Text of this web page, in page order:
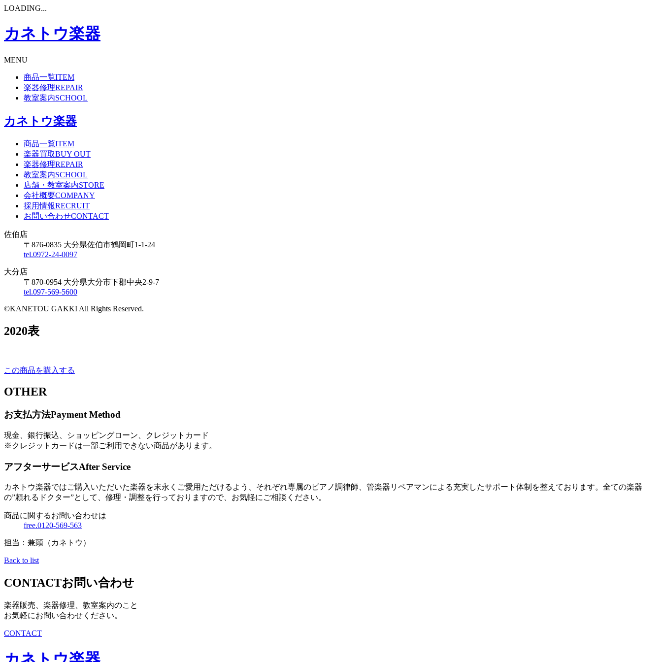
LOADING...
カネトウ楽器
MENU
商品一覧ITEM
楽器修理REPAIR
教室案内SCHOOL
カネトウ楽器
商品一覧ITEM
楽器買取BUY OUT
楽器修理REPAIR
教室案内SCHOOL
店舗・教室案内STORE
会社概要COMPANY
採用情報RECRUIT
お問い合わせCONTACT
佐伯店
〒876-0835 大分県佐伯市鶴岡町1-1-24
tel.0972-24-0097
大分店
〒870-0954 大分県大分市下郡中央2-9-7
tel.097-569-5600
©KANETOU GAKKI All Rights Reserved.
2020表
この商品を購入する
OTHER
お支払方法Payment Method
現金、銀行振込、ショッピングローン、クレジットカード
※クレジットカードは一部ご利用できない商品があります。
アフターサービスAfter Service
カネトウ楽器ではご購入いただいた楽器を末永くご愛用ただけるよう、それぞれ専属のピアノ調律師、管楽器リペアマンによる充実したサポート体制を整えております。全ての楽器
の”頼れるドクター”として、修理・調整を行っておりますので、お気軽にご相談ください。
商品に関するお問い合わせは
free.0120-569-563
担当：兼頭（カネトウ）
Back to list
CONTACTお問い合わせ
楽器販売、楽器修理、教室案内のこと
お気軽にお問い合わせください。
CONTACT